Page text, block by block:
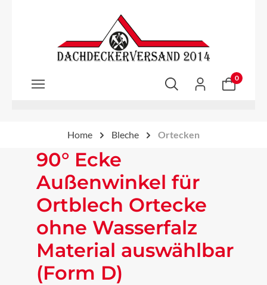
Zum Hauptinhalt springen
0
Home Bleche Ortecken
90° Ecke
Außenwinkel für
Ortblech Ortecke
ohne Wasserfalz
Material auswählbar
(Form D)